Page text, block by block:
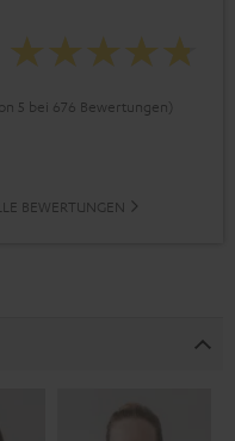
5 bei 676 Bewertungen)
BEWERTUNGEN